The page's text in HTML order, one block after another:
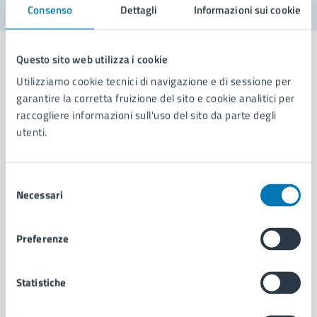
Consenso Dettagli Informazioni sui cookie
Questo sito web utilizza i cookie
Utilizziamo cookie tecnici di navigazione e di sessione per
garantire la corretta fruizione del sito e cookie analitici per
raccogliere informazioni sull'uso del sito da parte degli
utenti.
delNecessari
Preferenze
Statistiche
Comune di Napoli
Organi di governo
Enti e fondazioni
Personale amministrativo
Documenti e dati